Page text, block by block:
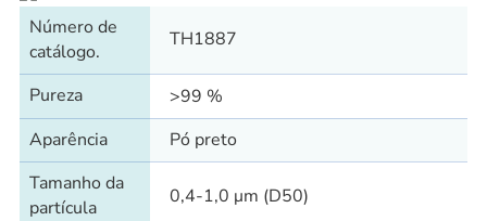
Número de
catálogo.
TH1887
Pureza
>99 %
Aparência
Pó preto
Tamanho da
partícula
0,4-1,0 μm (D50)